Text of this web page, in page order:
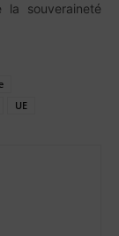
la souveraineté
UE